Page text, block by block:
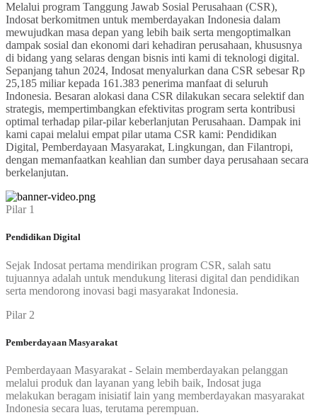
Melalui program Tanggung Jawab Sosial Perusahaan (CSR),
Indosat berkomitmen untuk memberdayakan Indonesia dalam
mewujudkan masa depan yang lebih baik serta mengoptimalkan
dampak sosial dan ekonomi dari kehadiran perusahaan, khususnya
di bidang yang selaras dengan bisnis inti kami di teknologi digital.
Sepanjang tahun 2024, Indosat menyalurkan dana CSR sebesar Rp
25,185 miliar kepada 161.383 penerima manfaat di seluruh
Indonesia. Besaran alokasi dana CSR dilakukan secara selektif dan
strategis, mempertimbangkan efektivitas program serta kontribusi
optimal terhadap pilar-pilar keberlanjutan Perusahaan. Dampak ini
kami capai melalui empat pilar utama CSR kami: Pendidikan
Digital, Pemberdayaan Masyarakat, Lingkungan, dan Filantropi,
dengan memanfaatkan keahlian dan sumber daya perusahaan secara
berkelanjutan.
Pilar 1
Pendidikan Digital
Sejak Indosat pertama mendirikan program CSR, salah satu
tujuannya adalah untuk mendukung literasi digital dan pendidikan
serta mendorong inovasi bagi masyarakat Indonesia.
Pilar 2
Pemberdayaan Masyarakat
Pemberdayaan Masyarakat - Selain memberdayakan pelanggan
melalui produk dan layanan yang lebih baik, Indosat juga
melakukan beragam inisiatif lain yang memberdayakan masyarakat
Indonesia secara luas, terutama perempuan.